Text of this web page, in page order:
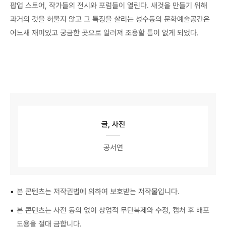
팝업 스토어, 작가들의 전시와 포럼들이 열린다. 새것을 만들기 위해
과거의 것을 허물지 않고 그 특징을 살리는 성수동의 문화예술공간은
어느새 재미있고 궁금한 곳으로 알려져 조용할 틈이 없게 되었다.
글, 사진
공서연
• 본 콘텐츠는 저작권법에 의하여 보호받는 저작물입니다.
• 본 콘텐츠는 사전 동의 없이 상업적 무단복제와 수정, 캡처 후 배포
도용을 절대 금합니다.